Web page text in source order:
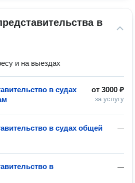
в
и на выездах
от 3000 ₽
за услугу
в судах
—
в судах общей
—
в